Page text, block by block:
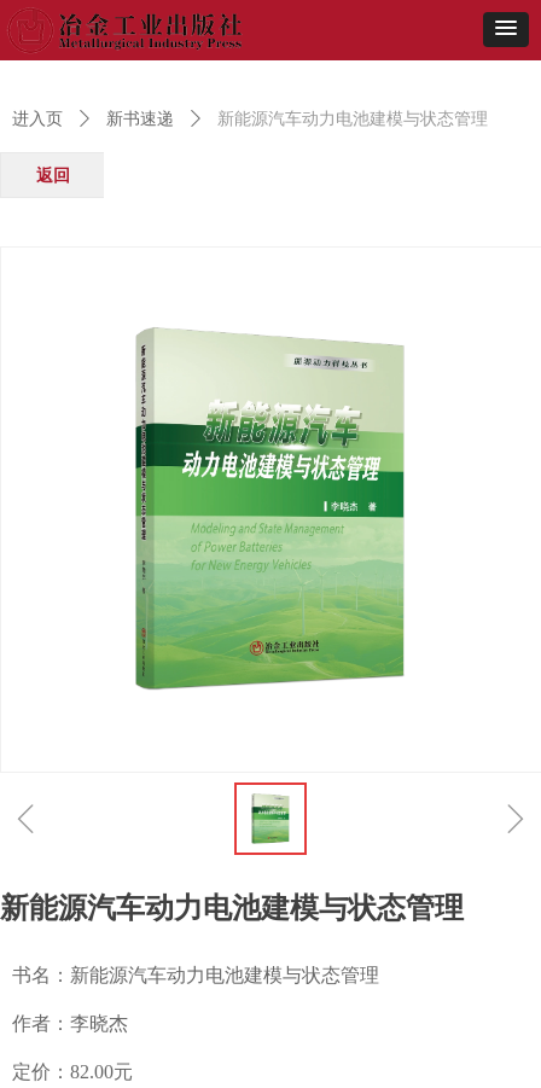
进入页 ꄲ 新书速递 ꄲ 新能源汽车动力电池建模与状态管理
ꁆ ꁇ
新能源汽车动力电池建模与状态管理
书名：新能源汽车动力电池建模与状态管理
作者：李晓杰
定价：82.00元
返回